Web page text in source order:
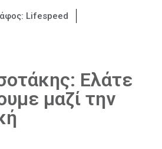
Lifespeed
Ελάτε
μαζί την